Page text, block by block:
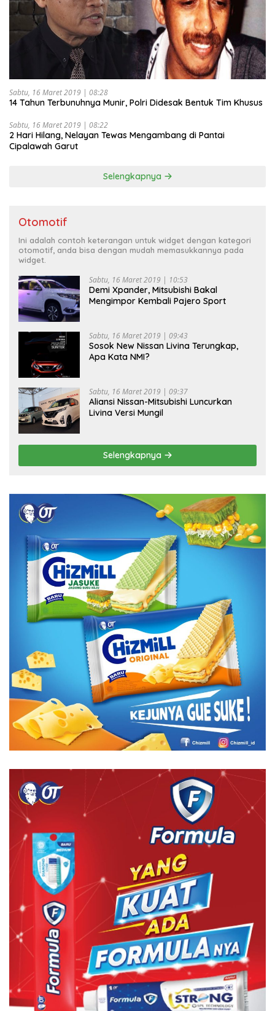
Sabtu, 16 Maret 2019 | 08:28
14 Tahun Terbunuhnya Munir, Polri Didesak Bentuk Tim Khusus
Sabtu, 16 Maret 2019 | 08:22
2 Hari Hilang, Nelayan Tewas Mengambang di Pantai
Cipalawah Garut
Selengkapnya
Otomotif
Ini adalah contoh keterangan untuk widget dengan kategori
otomotif, anda bisa dengan mudah memasukkannya pada
widget.
Sabtu, 16 Maret 2019 | 10:53
Demi Xpander, Mitsubishi Bakal
Mengimpor Kembali Pajero Sport
Sabtu, 16 Maret 2019 | 09:43
Sosok New Nissan Livina Terungkap,
Apa Kata NMI?
Sabtu, 16 Maret 2019 | 09:37
Aliansi Nissan-Mitsubishi Luncurkan
Livina Versi Mungil
Selengkapnya